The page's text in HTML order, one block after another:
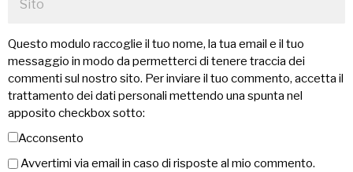
Questo modulo raccoglie il tuo nome, la tua email e il tuo
messaggio in modo da permetterci di tenere traccia dei
commenti sul nostro sito. Per inviare il tuo commento, accetta il
trattamento dei dati personali mettendo una spunta nel
apposito checkbox sotto:
Acconsento
Avvertimi via email in caso di risposte al mio commento.